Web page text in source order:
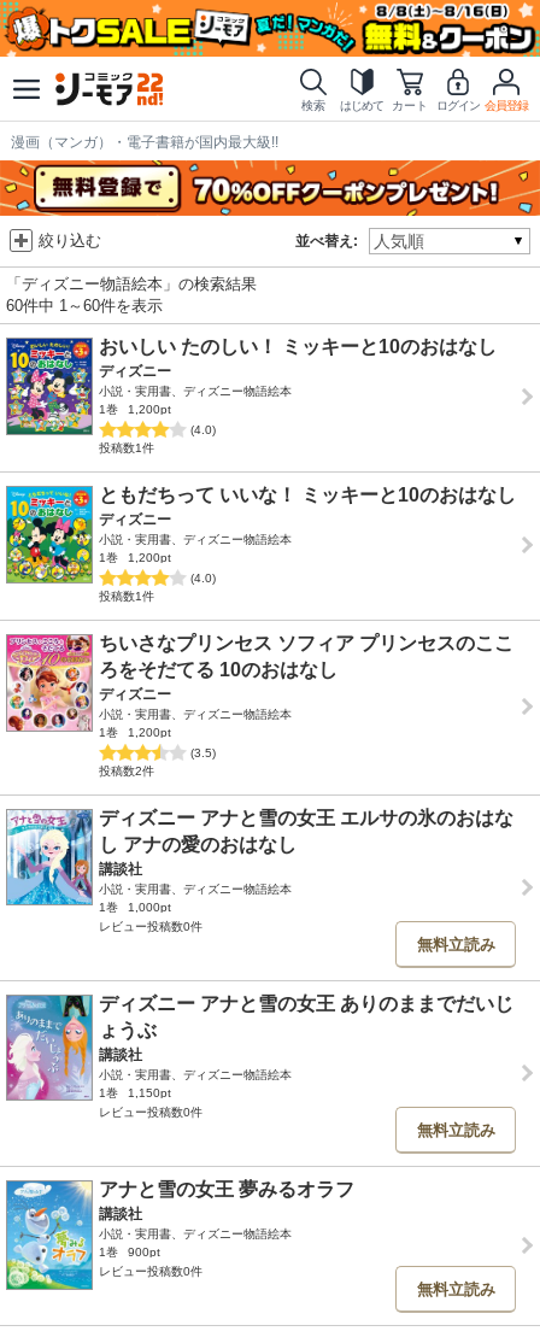
検索 はじめて カート ログイン 会員登録
漫画（マンガ）・電子書籍が国内最大級!!
並べ替え:
絞り込む
「ディズニー物語絵本」の検索結果
60件中 1～60件を表示
おいしい たのしい！ ミッキーと10のおはなし
ディズニー
小説・実用書、ディズニー物語絵本
1巻
1,200pt
(4.0)
投稿数1件
ともだちって いいな！ ミッキーと10のおはなし
ディズニー
小説・実用書、ディズニー物語絵本
1巻
1,200pt
(4.0)
投稿数1件
ちいさなプリンセス ソフィア プリンセスのここ
ろをそだてる 10のおはなし
ディズニー
小説・実用書、ディズニー物語絵本
1巻
1,200pt
(3.5)
投稿数2件
ディズニー アナと雪の女王 エルサの氷のおはな
し アナの愛のおはなし
講談社
小説・実用書、ディズニー物語絵本
1巻
1,000pt
レビュー投稿数0件
無料立読み
ディズニー アナと雪の女王 ありのままでだいじ
ょうぶ
講談社
小説・実用書、ディズニー物語絵本
1巻
1,150pt
レビュー投稿数0件
無料立読み
アナと雪の女王 夢みるオラフ
講談社
小説・実用書、ディズニー物語絵本
1巻
900pt
レビュー投稿数0件
無料立読み